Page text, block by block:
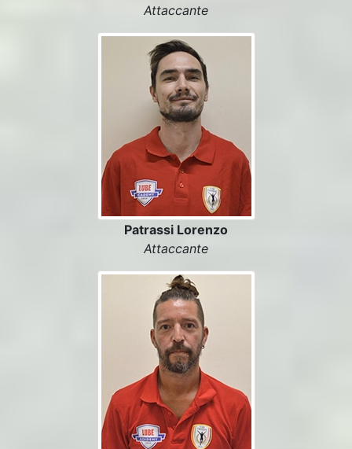
Attaccante
Patrassi Lorenzo
Attaccante